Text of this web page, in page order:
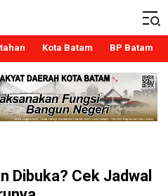
Kota Batam BP Batam
Dibuka? Cek Jadwal